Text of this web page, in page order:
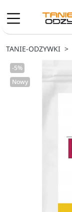
TANIE-ODZYWKI
-5%
Nowy